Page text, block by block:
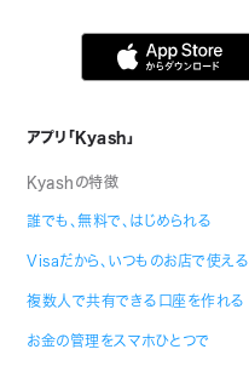
アプリ「Kyash」
Kyashの特徴
誰でも、無料で、はじめられる
Visaだから、いつものお店で使える
複数人で共有できる口座を作れる
お金の管理をスマホひとつで